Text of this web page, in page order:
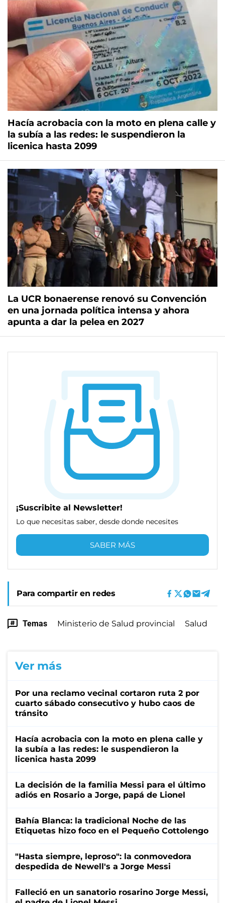
Hacía acrobacia con la moto en plena calle y
la subía a las redes: le suspendieron la
licenica hasta 2099
La UCR bonaerense renovó su Convención
en una jornada política intensa y ahora
apunta a dar la pelea en 2027
¡Suscribite al Newsletter!
Lo que necesitas saber, desde donde necesites
SABER MÁS
Para compartir en redes
Temas Ministerio de Salud provincial Salud
Ver más
Por una reclamo vecinal cortaron ruta 2 por
cuarto sábado consecutivo y hubo caos de
tránsito
Hacía acrobacia con la moto en plena calle y
la subía a las redes: le suspendieron la
licenica hasta 2099
La decisión de la familia Messi para el último
adiós en Rosario a Jorge, papá de Lionel
Bahía Blanca: la tradicional Noche de las
Etiquetas hizo foco en el Pequeño Cottolengo
"Hasta siempre, leproso": la conmovedora
despedida de Newell's a Jorge Messi
Falleció en un sanatorio rosarino Jorge Messi,